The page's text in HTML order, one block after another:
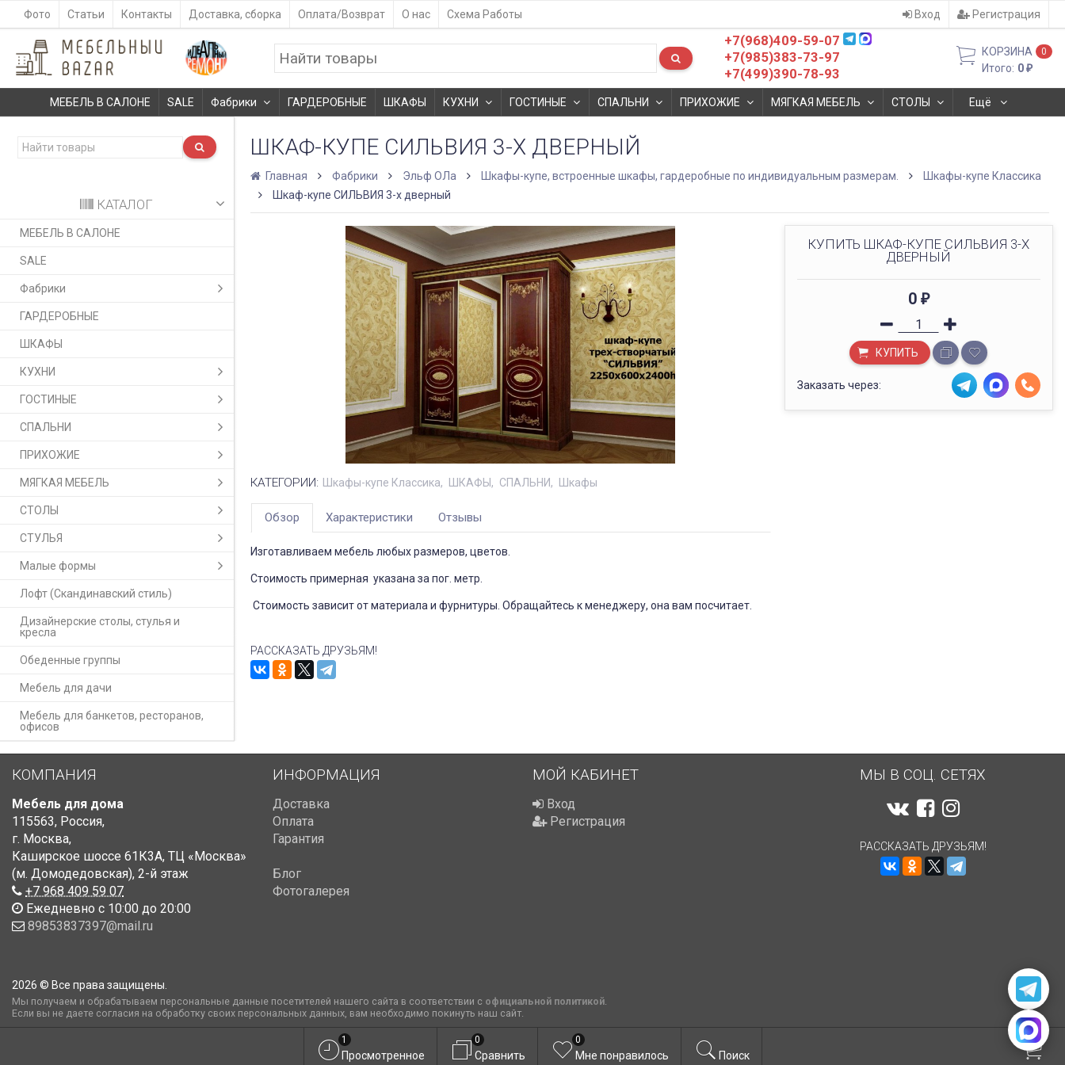
Фото Статьи Контакты Доставка, сборка Оплата/Возврат О нас Схема Работы Вход Регистрация
+7(968)409-59-07
+7(985)383-73-97
+7(499)390-78-93
КОРЗИНА 0
Итого: 0₽
МЕБЕЛЬ В САЛОНЕ SALE Фабрики ГАРДЕРОБНЫЕ ШКАФЫ КУХНИ ГОСТИНЫЕ СПАЛЬНИ ПРИХОЖИЕ МЯГКАЯ МЕБЕЛЬ СТОЛЫ Ещё
КАТАЛОГ
МЕБЕЛЬ В САЛОНЕ
SALE
Фабрики
ГАРДЕРОБНЫЕ
ШКАФЫ
КУХНИ
ГОСТИНЫЕ
СПАЛЬНИ
ПРИХОЖИЕ
МЯГКАЯ МЕБЕЛЬ
СТОЛЫ
СТУЛЬЯ
Малые формы
Лофт (Скандинавский стиль)
Дизайнерские столы, стулья и
кресла
Обеденные группы
Мебель для дачи
Мебель для банкетов, ресторанов,
офисов
ШКАФ-КУПЕ СИЛЬВИЯ 3-Х ДВЕРНЫЙ
Главная Фабрики Эльф ОЛа Шкафы-купе, встроенные шкафы, гардеробные по индивидуальным размерам.
Шкафы-купе Классика
Шкаф-купе СИЛЬВИЯ 3-х дверный
КУПИТЬ ШКАФ-КУПЕ СИЛЬВИЯ 3-Х
ДВЕРНЫЙ
0 ₽
КУПИТЬ
Заказать через:
КАТЕГОРИИ: Шкафы-купе Классика ШКАФЫ СПАЛЬНИ Шкафы
Обзор Характеристики Отзывы
Изготавливаем мебель любых размеров, цветов.
Стоимость примерная указана за пог. метр.
Стоимость зависит от материала и фурнитуры. Обращайтесь к менеджеру, она вам посчитает.
РАССКАЗАТЬ ДРУЗЬЯМ!
КОМПАНИЯ
Мебель для дома
115563, Россия,
г. Москва,
Каширское шоссе 61К3А, ТЦ «Москва»
(м. Домодедовская), 2-й этаж
+7 968 409 59 07
Ежедневно с 10:00 до 20:00
89853837397@mail.ru
ИНФОРМАЦИЯ
Доставка
Оплата
Гарантия
Блог
Фотогалерея
МОЙ КАБИНЕТ
Вход
Регистрация
МЫ В СОЦ. СЕТЯХ
РАССКАЗАТЬ ДРУЗЬЯМ!
2026 © Все права защищены.
Мы получаем и обрабатываем персональные данные посетителей нашего сайта в соответствии с официальной политикой.
Если вы не даете согласия на обработку своих персональных данных, вам необходимо покинуть наш сайт.
Просмотренное
1
Сравнить
0
Мне понравилось
0
Поиск